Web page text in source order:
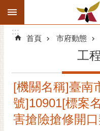
跳到主要內容區塊
搜
階
精彩府城
市府動態
:::
:::
首頁 市府動態
工
[機關名稱]臺南
號]10901[標案
害搶險搶修開